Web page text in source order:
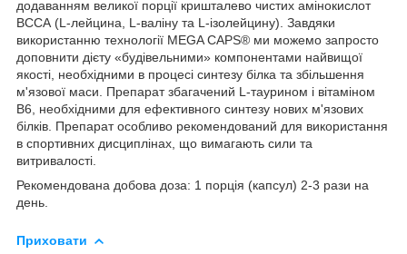
додаванням великої порції кришталево чистих амінокислот
ВССА (L-лейцина, L-валіну та L-ізолейцину). Завдяки
використанню технології MEGA CAPS® ми можемо запросто
доповнити дієту «будівельними» компонентами найвищої
якості, необхідними в процесі синтезу білка та збільшення
м'язової маси. Препарат збагачений L-таурином і вітаміном
В6, необхідними для ефективного синтезу нових м'язових
білків. Препарат особливо рекомендований для використання
в спортивних дисциплінах, що вимагають сили та
витривалості.
Рекомендована добова доза: 1 порція (капсул) 2-3 рази на
день.
Приховати